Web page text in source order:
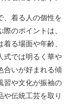
、着る人の個性を
のポイントは、
る場面や年齢、
式では明るく華や
合いが好まれる傾
習や文化が振袖の
や伝統工芸を取り